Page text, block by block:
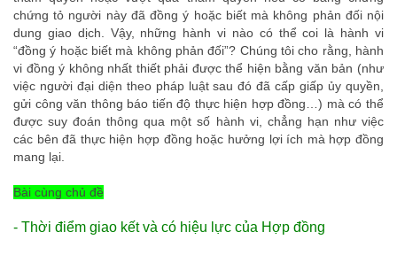
chứng tỏ người này đã đồng ý hoặc biết mà không phản đối nội
dung giao dịch. Vậy, những hành vi nào có thể coi là hành vi
“đồng ý hoặc biết mà không phản đối”? Chúng tôi cho rằng, hành
vi đồng ý không nhất thiết phải được thể hiện bằng văn bản (như
việc người đại diện theo pháp luật sau đó đã cấp giấp ủy quyền,
gửi công văn thông báo tiến độ thực hiện hợp đồng…) mà có thể
được suy đoán thông qua một số hành vi, chẳng hạn như việc
các bên đã thực hiện hợp đồng hoặc hưởng lợi ích mà hợp đồng
mang lại.
Bài cùng chủ đề
- Thời điểm giao kết và có hiệu lực của Hợp đồng